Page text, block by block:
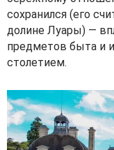
сохранился (его
долине Луары) —
предметов быта и
столетием.